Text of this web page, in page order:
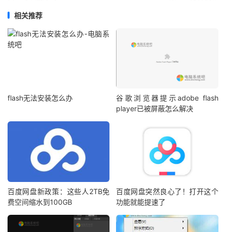
相关推荐
flash无法安装怎么办
谷歌浏览器提示adobe flash
player已被屏蔽怎么解决
百度网盘新政策：这些人2TB免
费空间缩水到100GB
百度网盘突然良心了！打开这个
功能就能提速了